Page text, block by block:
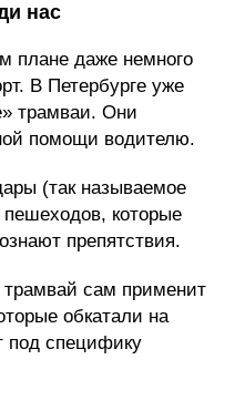
нас
плане даже немного
В Петербурге уже
трамваи. Они
помощи водителю.
(так называемое
которые
препятствия.
трамвай сам применит
обкатали на
под специфику